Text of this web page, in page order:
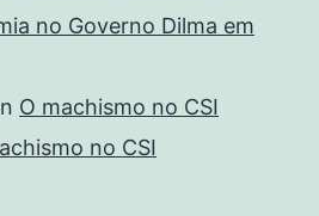
no Governo Dilma em
O machismo no CSI
no CSI